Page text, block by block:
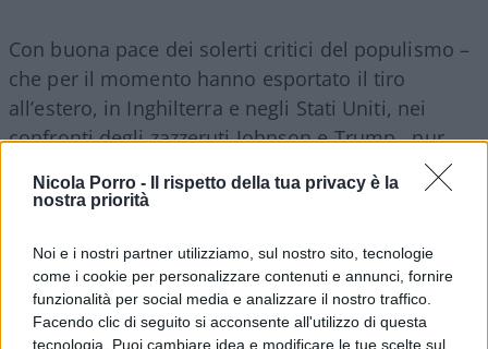
Nicola Porro -
Il rispetto della tua privacy è la
nostra priorità
Noi e i nostri partner utilizziamo, sul nostro sito, tecnologie
come i cookie per personalizzare contenuti e annunci, fornire
funzionalità per social media e analizzare il nostro traffico.
Facendo clic di seguito si acconsente all'utilizzo di questa
tecnologia. Puoi cambiare idea e modificare le tue scelte sul
Con buona pace dei solerti critici del populismo –
che per il momento hanno esportato il tiro
all’estero, in Inghilterra e negli Stati Uniti, nei
confronti degli zazzeruti Johnson e Trump , pur
non mancando di lanciare qualche freccia sul
silenziato Salvini – si è riabilitato il credo della
nazionale, accompagnati da un profondo
sconcerto critico per una Europa riscoperta
matrigna, ormai all’insegna del si salvi chi può. Si
sorride a mezza bocca sul diffondersi del